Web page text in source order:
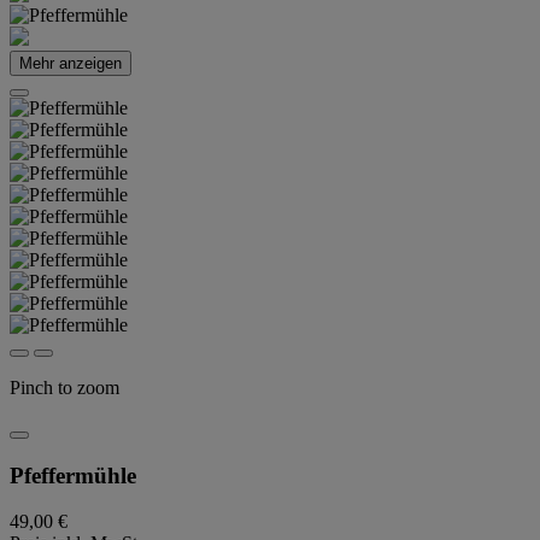
Mehr anzeigen
Pinch to zoom
Pfeffermühle
49,00 €